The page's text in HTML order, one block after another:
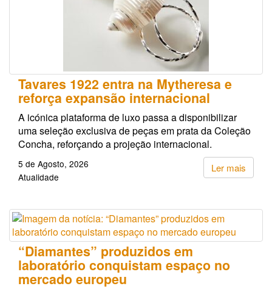
Tavares 1922 entra na Mytheresa e
reforça expansão internacional
A icónica plataforma de luxo passa a disponibilizar
uma seleção exclusiva de peças em prata da Coleção
Concha, reforçando a projeção internacional.
Ler mais
5 de Agosto, 2026
Atualidade
“Diamantes” produzidos em
laboratório conquistam espaço no
mercado europeu